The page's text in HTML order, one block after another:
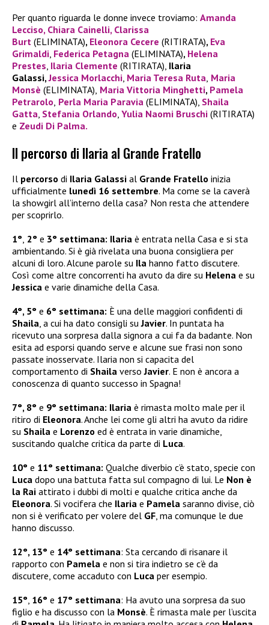
Per quanto riguarda le donne invece troviamo: Amanda
Lecciso, Chiara Cainelli, Clarissa
Burt (ELIMINATA), Eleonora Cecere (RITIRATA), Eva
Grimaldi Federica Petagna (ELIMINATA), Helena
Prestes Ilaria Clemente (RITIRATA), Ilaria
Galassi,Jessica Morlacchi Maria Teresa Ruta Maria
Monsè (ELIMINATA), Maria Vittoria Minghetti, Pamela
Petrarolo Perla Maria Paravia (ELIMINATA), Shaila
Gatta Stefania Orlando Yulia Naomi Bruschi (RITIRATA)
e Zeudi Di Palma.
Il percorso di Ilaria al Grande Fratello
Il percorso di Ilaria Galassi al Grande Fratello inizia
ufficialmente lunedì 16 settembre. Ma come se la caverà
la showgirl all’interno della casa? Non resta che attendere
per scoprirlo.
1°, 2° e 3° settimana: Ilaria è entrata nella Casa e si sta
ambientando. Si è già rivelata una buona consigliera per
alcuni di loro. Alcune parole su Ila hanno fatto discutere.
Così come altre concorrenti ha avuto da dire su Helena e su
Jessica e varie dinamiche della Casa.
4°, 5° e 6° settimana: È una delle maggiori confidenti di
Shaila, a cui ha dato consigli suJavier. In puntata ha
ricevuto una sorpresa dalla signora a cui fa da badante. Non
esita ad esporsi quando serve e alcune sue frasi non sono
passate inosservate. Ilaria non si capacita del
comportamento di Shaila versoJavier. E non è ancora a
conoscenza di quanto successo in Spagna!
7°, 8° e 9° settimana: Ilaria è rimasta molto male per il
ritiro di Eleonora. Anche lei come gli altri ha avuto da ridire
su Shaila e Lorenzo ed è entrata in varie dinamiche,
suscitando qualche critica da parte di Luca.
10° e 11° settimana: Qualche diverbio c’è stato, specie con
Luca dopo una battuta fatta sul compagno di lui. Le Non è
la Rai attirato i dubbi di molti e qualche critica anche da
Eleonora. Si vocifera che Ilaria e Pamela saranno divise, ciò
non si è verificato per volere del GF, ma comunque le due
hanno discusso.
12°, 13° e 14° settimana: Sta cercando di risanare il
rapporto con Pamela e non si tira indietro se c’è da
discutere, come accaduto con Luca per esempio.
15°, 16° e 17° settimana: Ha avuto una sorpresa da suo
figlio e ha discusso con la Monsè. È rimasta male per l’uscita